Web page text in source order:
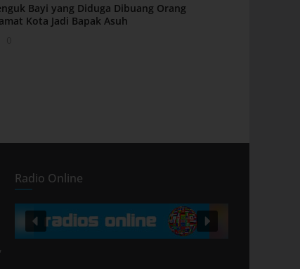
Bayi yang Diduga Dibuang Orang
Kota Jadi Bapak Asuh
Radio Online